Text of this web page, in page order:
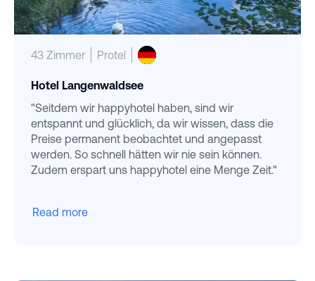
43 Zimmer Protel
Hotel Langenwaldsee
"Seitdem wir happyhotel haben, sind wir
entspannt und glücklich, da wir wissen, dass die
Preise permanent beobachtet und angepasst
werden. So schnell hätten wir nie sein können.
Zudem erspart uns happyhotel eine Menge Zeit."
Read more